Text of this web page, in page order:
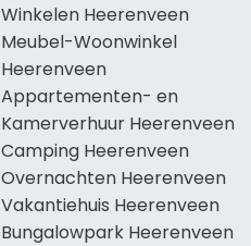
Winkelen Heerenveen
Meubel-Woonwinkel
Heerenveen
Appartementen- en
Kamerverhuur Heerenveen
Camping Heerenveen
Overnachten Heerenveen
Vakantiehuis Heerenveen
Bungalowpark Heerenveen